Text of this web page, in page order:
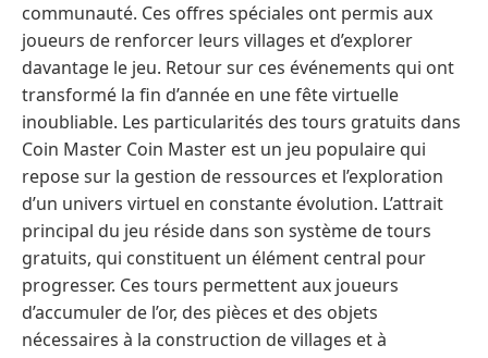
communauté. Ces offres spéciales ont permis aux
joueurs de renforcer leurs villages et d’explorer
davantage le jeu. Retour sur ces événements qui ont
transformé la fin d’année en une fête virtuelle
inoubliable. Les particularités des tours gratuits dans
Coin Master Coin Master est un jeu populaire qui
repose sur la gestion de ressources et l’exploration
d’un univers virtuel en constante évolution. L’attrait
principal du jeu réside dans son système de tours
gratuits, qui constituent un élément central pour
progresser. Ces tours permettent aux joueurs
d’accumuler de l’or, des pièces et des objets
nécessaires à la construction de villages et à